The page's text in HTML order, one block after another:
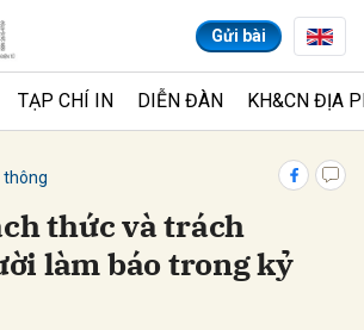
Gửi bài
TẠP CHÍ IN DIỄN ĐÀN KH&CN ĐỊA
thông
thức và trách
làm báo trong kỷ